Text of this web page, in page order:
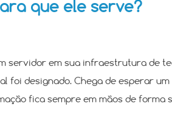
que ele serve?
servidor em sua infraestrutura de
foi designado. Chega de esperar
fica sempre em mãos de forma